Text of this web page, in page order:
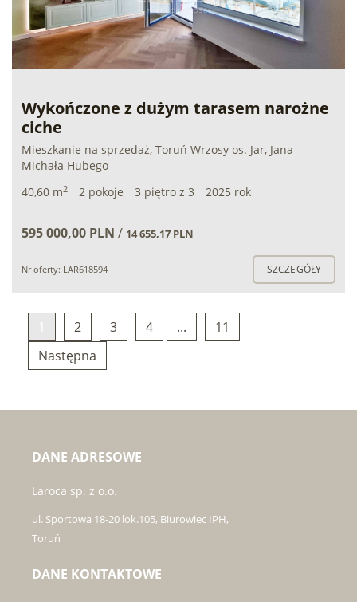
Wykończone z dużym tarasem narożne
ciche
Mieszkanie na sprzedaż, Toruń Wrzosy os. Jar, Jana
Michała Hubego
40,60 m2 2 pokoje 3 piętro z 3 2025 rok
595 000,00 PLN / 14 655,17 PLN
Nr oferty: LAR618594 SZCZEGÓŁY
2 3 4 ...
11
Następna
DANE ADRESOWE
Laroca sp. z o.o.
ul. Sportowa 18-20 lok.105, Biurowiec IPH,
Toruń
DANE KONTAKTOWE